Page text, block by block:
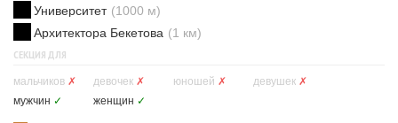
Университет (1000 м)
Архитектора Бекетова (1 км)
СЕКЦИЯ ДЛЯ
мальчиков ✗ девочек ✗ юношей ✗ девушек ✗
мужчин ✓ женщин ✓